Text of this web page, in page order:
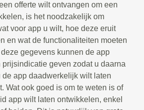
offerte wilt ontvangen om een
is het noodzakelijk om
voor app u wilt, hoe deze eruit
en wat de functionaliteiten moeten
gegevens kunnen de app
geven zodat u daarna
de app daadwerkelijk wilt laten
Wat ook goed is om te weten is of
app wilt laten ontwikkelen, enkel